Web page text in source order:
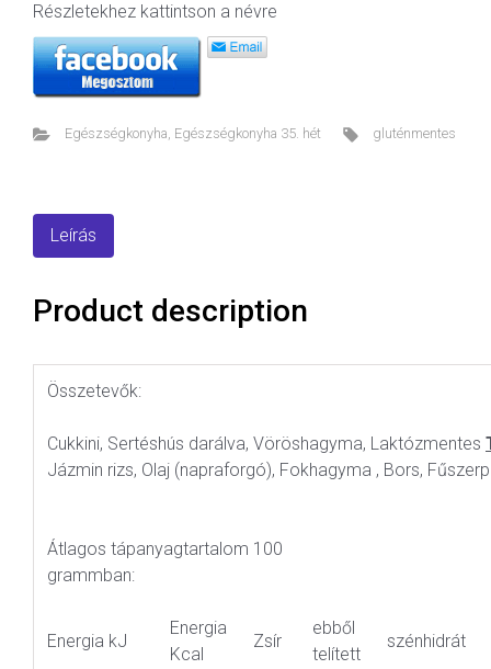
Részletekhez kattintson a névre
Egészségkonyha, Egészségkonyha 35. hét gluténmentes
Leírás
Product description
Összetevők:
Cukkini, Sertéshús darálva, Vöröshagyma, Laktózmentes
Jázmin rizs, Olaj (napraforgó), Fokhagyma , Bors,
Átlagos tápanyagtartalom 100
grammban:
Energia kJ
Energia
Kcal
Zsír
ebből
telített
szénhidrát